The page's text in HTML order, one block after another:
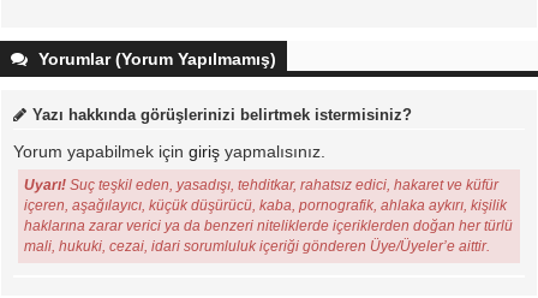
Yorumlar (Yorum Yapılmamış)
Yazı hakkında görüşlerinizi belirtmek istermisiniz?
Yorum yapabilmek için giriş yapmalısınız.
Uyarı! Suç teşkil eden, yasadışı, tehditkar, rahatsız edici, hakaret ve küfür
içeren, aşağılayıcı, küçük düşürücü, kaba, pornografik, ahlaka aykırı, kişilik
haklarına zarar verici ya da benzeri niteliklerde içeriklerden doğan her türlü
mali, hukuki, cezai, idari sorumluluk içeriği gönderen Üye/Üyeler’e aittir.